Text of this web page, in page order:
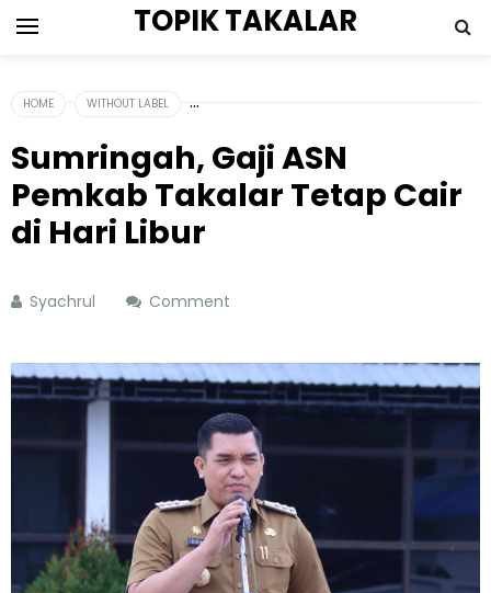
TOPIK TAKALAR
HOME WITHOUT LABEL
Sumringah, Gaji ASN
Pemkab Takalar Tetap Cair
di Hari Libur
Syachrul Comment